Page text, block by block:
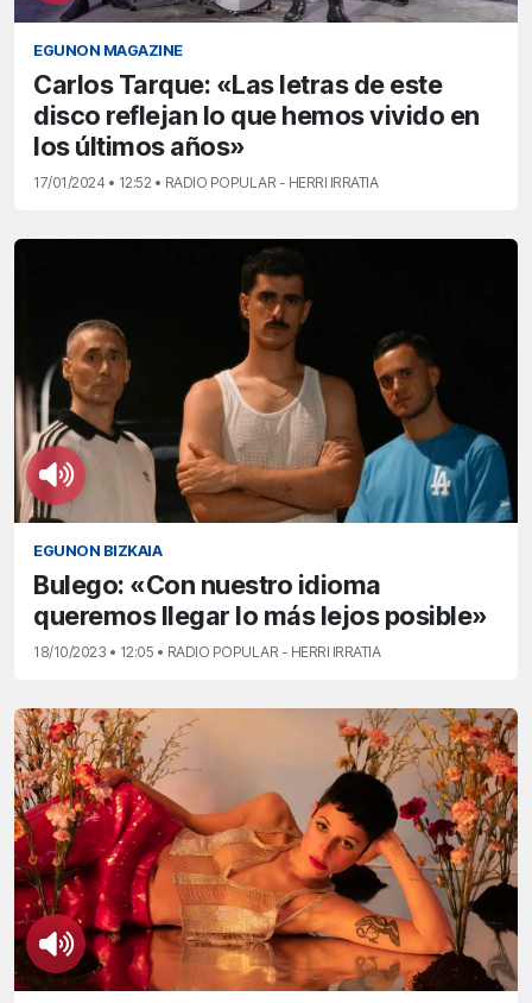
EGUNON MAGAZINE
Carlos Tarque: «Las letras de este
disco reflejan lo que hemos vivido en
los últimos años»
17/01/2024 • 12:52 • RADIO POPULAR - HERRI IRRATIA
EGUNON BIZKAIA
Bulego: «Con nuestro idioma
queremos llegar lo más lejos posible»
18/10/2023 • 12:05 • RADIO POPULAR - HERRI IRRATIA